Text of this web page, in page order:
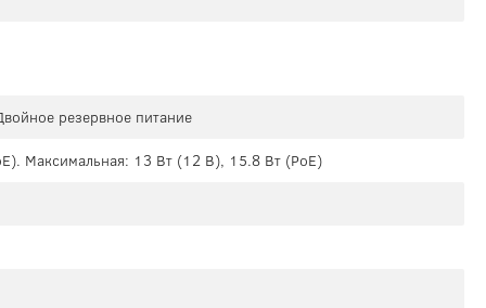
резервное питание
Максимальная: 13 Вт (12 В), 15.8 Вт (PoE)